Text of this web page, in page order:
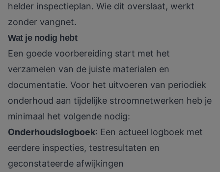
helder inspectieplan. Wie dit overslaat, werkt
zonder vangnet.
Wat je nodig hebt
Een goede voorbereiding start met het
verzamelen van de juiste materialen en
documentatie. Voor het uitvoeren van periodiek
onderhoud aan tijdelijke stroomnetwerken heb je
minimaal het volgende nodig:
Onderhoudslogboek: Een actueel logboek met
eerdere inspecties, testresultaten en
geconstateerde afwijkingen